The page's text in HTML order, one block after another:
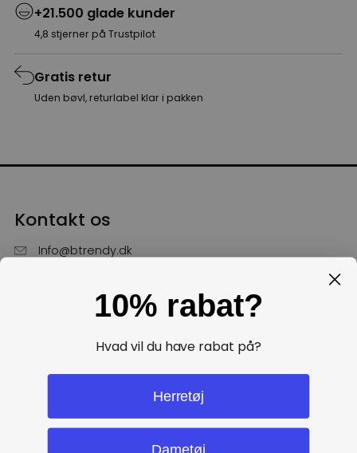
+21.500 glade kunder
4,8 stjerner på Trustpilot
Gratis retur
Uden bøvl, returlabel klar i pakken
Kontakt os
Info@btrendy.dk
Hverdage fra kl. 10 - 16
10% rabat?
Hvad vil du have rabat på?
Herretøj